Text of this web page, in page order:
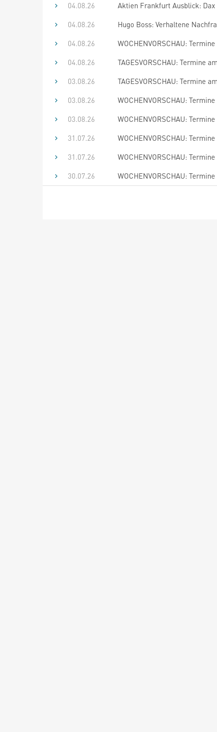
04.08.26
Aktien Frankfurt Ausblick:
04.08.26
Hugo Boss: Verhaltene
04.08.26
WOCHENVORSCHAU:
04.08.26
TAGESVORSCHAU: Termine
03.08.26
TAGESVORSCHAU: Termine
03.08.26
WOCHENVORSCHAU:
03.08.26
WOCHENVORSCHAU:
31.07.26
WOCHENVORSCHAU:
31.07.26
WOCHENVORSCHAU:
30.07.26
WOCHENVORSCHAU: